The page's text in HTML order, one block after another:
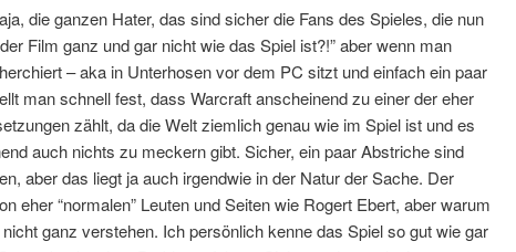
die ganzen Hater, das sind sicher die Fans des Spieles, die nun
Film ganz und gar nicht wie das Spiel ist?!” aber wenn man
– aka in Unterhosen vor dem PC sitzt und einfach ein paar
man schnell fest, dass Warcraft anscheinend zu einer der eher
zählt, da die Welt ziemlich genau wie im Spiel ist und es
auch nichts zu meckern gibt. Sicher, ein paar Abstriche sind
aber das liegt ja auch irgendwie in der Natur der Sache. Der
eher “normalen” Leuten und Seiten wie Rogert Ebert, aber warum
ganz verstehen. Ich persönlich kenne das Spiel so gut wie gar